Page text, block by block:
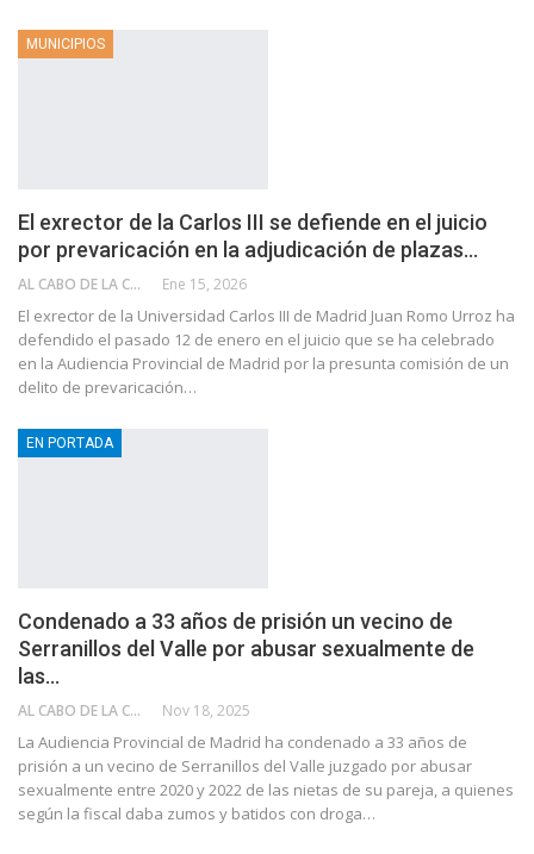
MUNICIPIOS
El exrector de la Carlos III se defiende en el juicio
por prevaricación en la adjudicación de plazas…
AL CABO DE LA CALLE Ene 15, 2026
El exrector de la Universidad Carlos III de Madrid Juan Romo Urroz ha
defendido el pasado 12 de enero en el juicio que se ha celebrado
en la Audiencia Provincial de Madrid por la presunta comisión de un
delito de prevaricación…
EN PORTADA
Condenado a 33 años de prisión un vecino de
Serranillos del Valle por abusar sexualmente de
las…
AL CABO DE LA CALLE Nov 18, 2025
La Audiencia Provincial de Madrid ha condenado a 33 años de
prisión a un vecino de Serranillos del Valle juzgado por abusar
sexualmente entre 2020 y 2022 de las nietas de su pareja, a quienes
según la fiscal daba zumos y batidos con droga…